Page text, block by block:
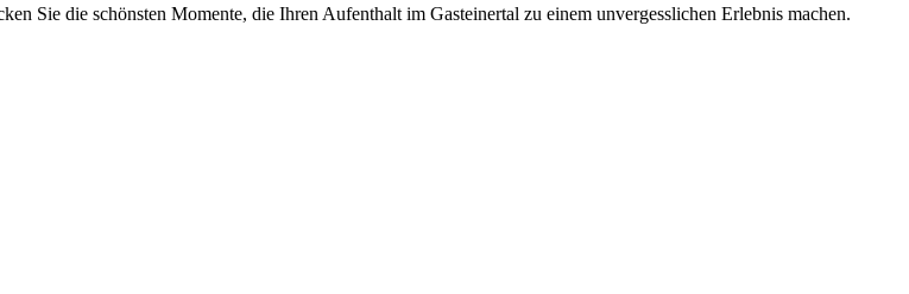
Sie die schönsten Momente, die Ihren Aufenthalt im Gasteinertal zu einem unvergesslichen Erlebnis machen.